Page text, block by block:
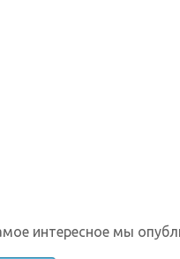
интересное мы